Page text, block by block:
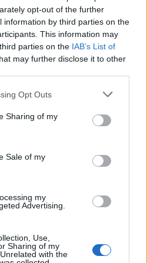
opt-out of the further
information by third parties on the
This information may
parties on the IAB’s List of
may further disclose it to other
Opt Outs
Sharing of my
Sale of my
my
Advertising.
Use,
Sharing of my
with the
/ Olafaq